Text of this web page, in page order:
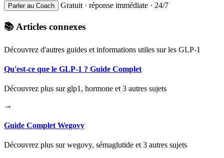
Parler au Coach Gratuit · réponse immédiate · 24/7
📚 Articles connexes
Découvrez d'autres guides et informations utiles sur les GLP-1
Qu'est-ce que le GLP-1 ? Guide Complet
Découvrez plus sur glp1, hormone et 3 autres sujets
→
Guide Complet Wegovy
Découvrez plus sur wegovy, sémaglutide et 3 autres sujets